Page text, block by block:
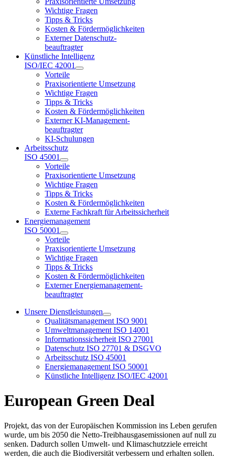
Wichtige Fragen
Tipps & Tricks
Kosten & Fördermöglichkeiten
Externer Datenschutz-
beauftragter
Künstliche Intelligenz
ISO/IEC 42001
Vorteile
Praxisorientierte Umsetzung
Wichtige Fragen
Tipps & Tricks
Kosten & Fördermöglichkeiten
Externer KI-Management-
beauftragter
KI-Schulungen
Arbeitsschutz
ISO 45001
Vorteile
Praxisorientierte Umsetzung
Wichtige Fragen
Tipps & Tricks
Kosten & Fördermöglichkeiten
Externe Fachkraft für Arbeitssicherheit
Energiemanagement
ISO 50001
Vorteile
Praxisorientierte Umsetzung
Wichtige Fragen
Tipps & Tricks
Kosten & Fördermöglichkeiten
Externer Energiemanagement-
beauftragter
Unsere Dienstleistungen
Qualitätsmanagement ISO 9001
Umweltmanagement ISO 14001
Informationssicherheit ISO 27001
Datenschutz ISO 27701 & DSGVO
Arbeitsschutz ISO 45001
Energiemanagement ISO 50001
Künstliche Intelligenz ISO/IEC 42001
European Green Deal
Projekt, das von der Europäischen Kommission ins Leben gerufen
wurde, um bis 2050 die Netto-Treibhausgasemissionen auf null zu
senken. Dadurch sollen Umwelt- und Klimaschutzziele erreicht
werden, die auch die Biodiversität verbessern und erhalten sollen.